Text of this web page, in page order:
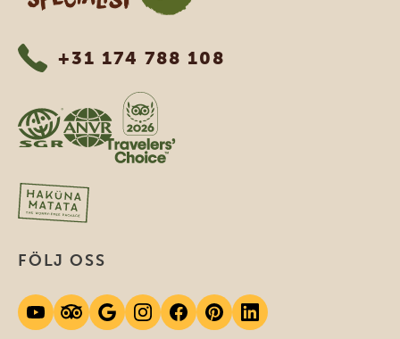
+31 174 788 108
FÖLJ OSS